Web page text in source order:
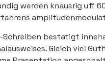
werden knausrig uff
Schreiben bestatigt
Gleich viel